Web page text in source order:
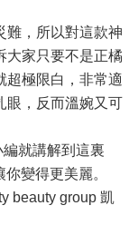
難，所以對這款神
大家只要不是正橘
超極限白，非常適
眼，反而溫婉又可
就講解到這裏
變得更美麗。
beauty group 凱